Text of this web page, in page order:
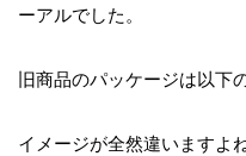
ーアルでした。
旧商品のパッケージは以下
イメージが全然違いますよね